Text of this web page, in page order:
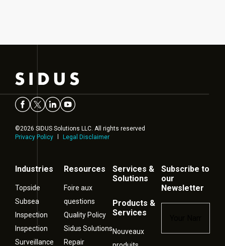
©2026 SIDUS Solutions LLC. All rights reserved
Privacy Policy
Legal Disclaimer
Industries
Topside
Subsea
Inspection
Inspection
Surveillance
Resources
Foire aux
questions
Quality Policy
Sidus Solutions
Repair
Services &
Solutions
Products &
Services
Nouveaux
Subscribe to
our
Newsletter